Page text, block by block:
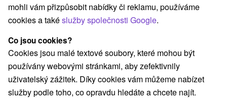
Všechny kategorie
Pobyty v akci(2)
Wellness pobyty(7) Víkendové pobyty(5)
Romantické pobyty
Rodinné pobyty(1)
Vyberte lokalitu nebo termín
mohli vám přizpůsobit nabídky či reklamu, používáme
cookies a takéslužby společnosti Google.
Co jsou cookies?
Cookies jsou malé textové soubory, které mohou být
používány webovými stránkami, aby zefektivnily
uživatelský zážitek. Díky cookies vám můžeme nabízet
služby podle toho, co opravdu hledáte a chcete najít.